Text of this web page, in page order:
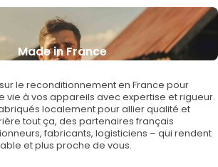
Made in France
le reconditionnement en France pour
vie à vos appareils avec expertise et rigueur.
localement pour allier qualité et
tout ça, des partenaires français
fabricants, logisticiens – qui rendent
et plus proche de vous.